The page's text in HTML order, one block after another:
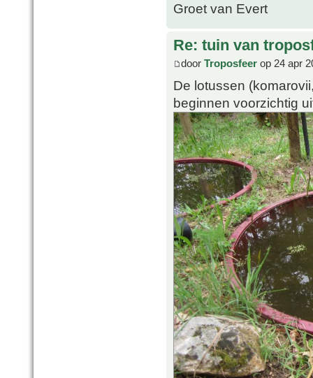
Groet van Evert
Re: tuin van
door Troposfeer op 24 apr
De lotussen
beginnen voorzichtig